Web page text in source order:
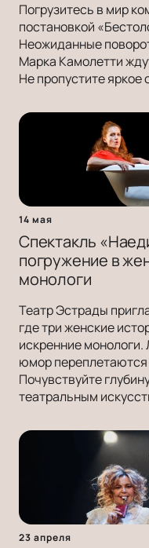
Погрузитесь в мир
постановкой
Неожиданные
Марка Камолетти
Не пропустите яркое
14 мая
Спектакль
погружение в
монологи
Театр Эстрады
где три женские
искренние
юмор переплетаются
Почувствуйте
театральным
23 апреля